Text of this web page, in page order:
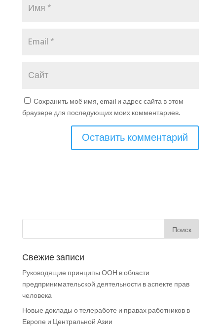
Сохранить моё имя, email и адрес сайта в этом
браузере для последующих моих комментариев.
Свежие записи
Руководящие принципы ООН в области
предпринимательской деятельности в аспекте прав
человека
Новые доклады о телеработе и правах работников в
Европе и Центральной Азии